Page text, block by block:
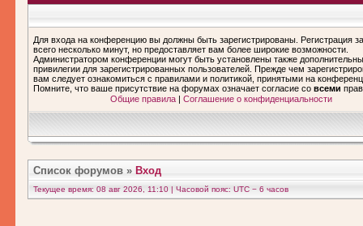
Для входа на конференцию вы должны быть зарегистрированы. Регистрация
всего несколько минут, но предоставляет вам более широкие возможности.
Администратором конференции могут быть установлены также
привилегии для зарегистрированных пользователей. Прежде чем
вам следует ознакомиться с правилами и политикой, принятыми на
Помните, что ваше присутствие на форумах означает согласие со всеми
Общие правила| Соглашение о конфиденциальности
Список форумов » Вход
Текущее время: 08 авг 2026, 11:10 | Часовой пояс: UTC − 6 часов